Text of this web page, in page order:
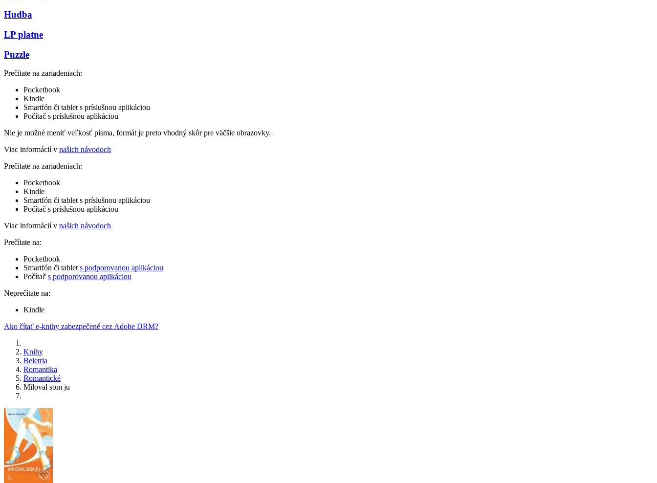
Hudba
LP platne
Puzzle
Prečítate na zariadeniach:
Pocketbook
Kindle
Smartfón či tablet s príslušnou aplikáciou
Počítač s príslušnou aplikáciou
Nie je možné meniť veľkosť písma, formát je preto vhodný skôr pre väčšie obrazovky.
Viac informácií v našich návodoch
Prečítate na zariadeniach:
Pocketbook
Kindle
Smartfón či tablet s príslušnou aplikáciou
Počítač s príslušnou aplikáciou
Viac informácií v našich návodoch
Prečítate na:
Pocketbook
Smartfón či tablet s podporovanou aplikáciou
Počítač s podporovanou aplikáciou
Neprečítate na:
Kindle
Ako čítať e-knihy zabezpečené cez Adobe DRM?
Knihy
Beletria
Romantika
Romantické
Miloval som ju